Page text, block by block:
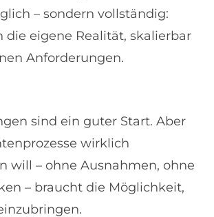
– sondern vollständig:
die eigene Realität, skalierbar
Anforderungen.
sind ein guter Start. Aber
wirklich
will – ohne Ausnahmen, ohne
– braucht die Möglichkeit,